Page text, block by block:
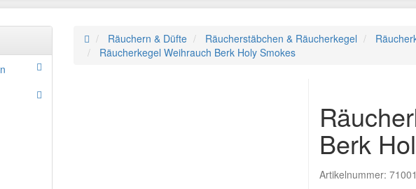
Räuchern & Düfte Räucherstäbchen & Räucherkegel
Räucherkegel Weihrauch Berk Holy Smokes
Berk
Artikelnummer: